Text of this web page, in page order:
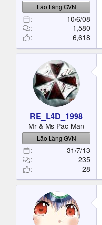
Lão Làng GVN
10/6/08
1,580
6,618
RE_L4D_1998
Mr & Ms Pac-Man
Lão Làng GVN
31/7/13
235
28